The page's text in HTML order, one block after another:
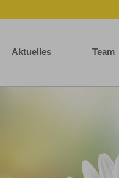
Aktuelles Team